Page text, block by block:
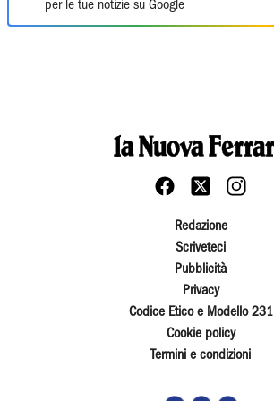
per le tue notizie su Google
Redazione
Scriveteci
Pubblicità
Privacy
Codice Etico e Modello 231
Cookie policy
Termini e condizioni